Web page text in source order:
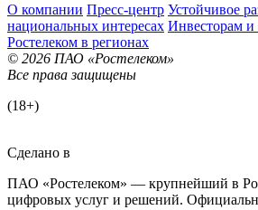
О компании Пресс-центр Устойчивое
национальных интересах Инвесторам и
Ростелеком в регионах
© 2026 ПАО «Ростелеком»
Все права защищены
(18+)
Сделано в
ПАО «Ростелеком» — крупнейший в
цифровых услуг и решений.